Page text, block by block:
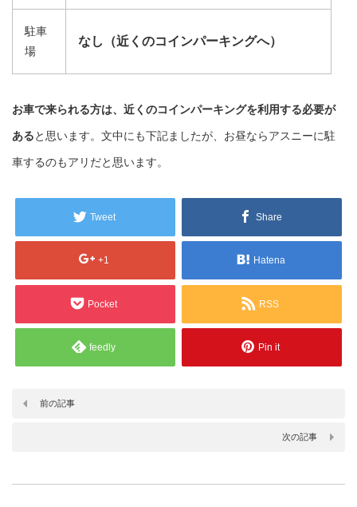
駐車
場
なし（近くのコインパーキングへ）
お車で来られる方は、近くのコインパーキングを利用する必要が
あると思います。文中にも下記ましたが、お昼ならアスニーに駐
車するのもアリだと思います。
Tweet Share
+1 Hatena
Pocket RSS
feedly Pin it
前の記事
次の記事